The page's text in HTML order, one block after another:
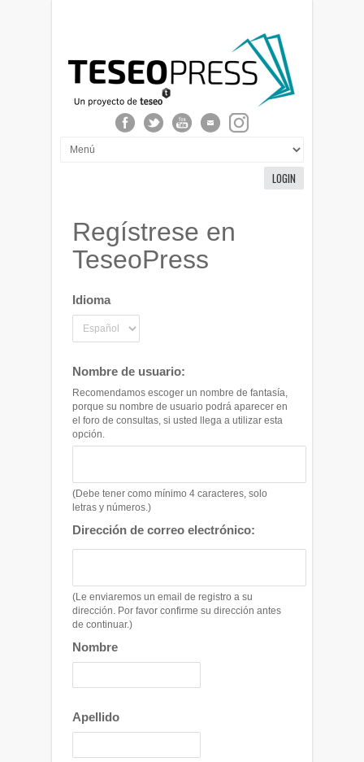
LOGIN
Regístrese en
TeseoPress
Idioma
Nombre de usuario:
Recomendamos escoger un nombre de fantasía,
porque su nombre de usuario podrá aparecer en
el foro de consultas, si usted llega a utilizar esta
opción.
(Debe tener como mínimo 4 caracteres, solo
letras y números.)
Dirección de correo electrónico:
(Le enviaremos un email de registro a su
dirección. Por favor confirme su dirección antes
de continuar.)
Nombre
Apellido